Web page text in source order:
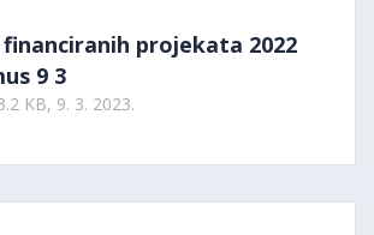
financiranih projekata 2022
9 3
KB, 9. 3. 2023.